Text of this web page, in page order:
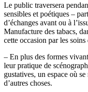
Le public traversera
sensibles et poétiques –
d’échanges avant ou à
Manufacture des tabacs,
cette occasion par les
– En plus des formes
leur pratique de
gustatives, un espace où
d’autres choses.